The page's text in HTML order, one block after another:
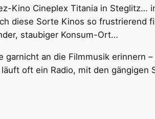
Kino Cineplex Titania in Steglitz…
diese Sorte Kinos so frustrierend
staubiger Konsum-Ort…
garnicht an die Filmmusik erinnern
oft ein Radio, mit den gängigen